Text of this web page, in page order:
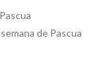
de Pascua